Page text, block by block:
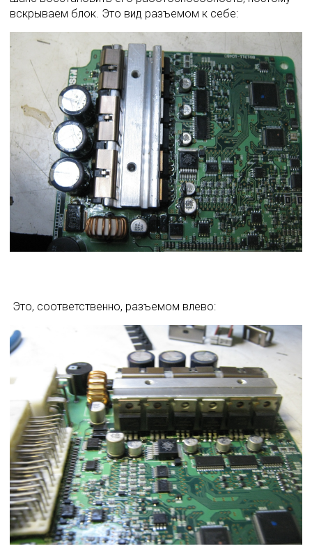
вскрываем блок. Это вид разъемом к себе:
Это, соответственно, разъемом влево: